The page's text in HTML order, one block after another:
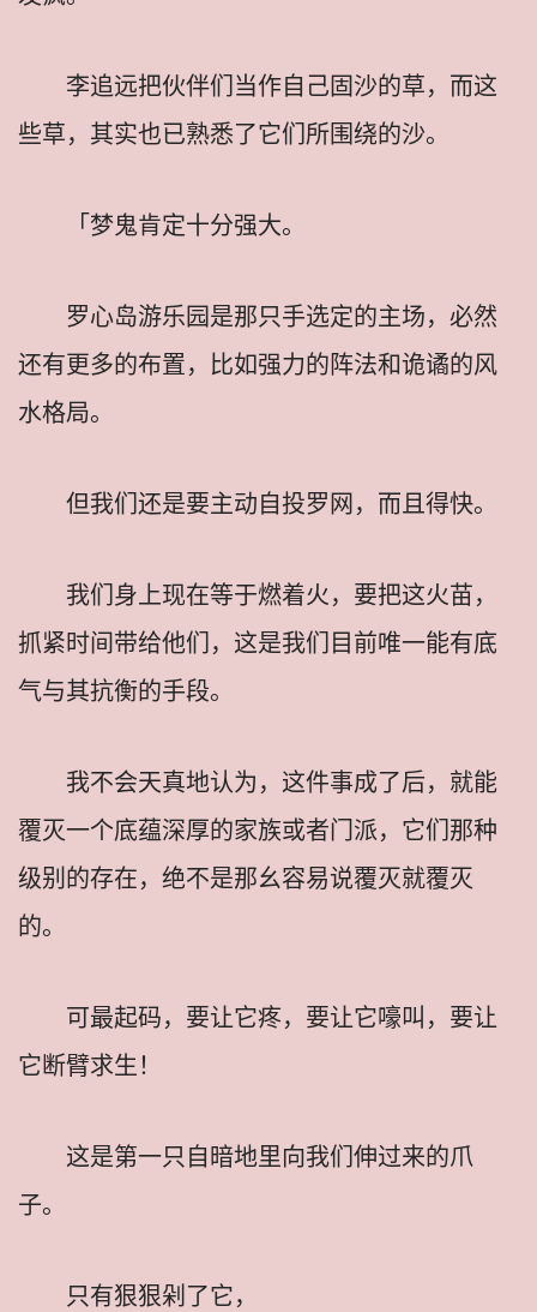
李追远把伙伴们当作自己固沙的草，而这
些草，其实也已熟悉了它们所围绕的沙。
「梦鬼肯定十分强大。
罗心岛游乐园是那只手选定的主场，必然
还有更多的布置，比如强力的阵法和诡谲的风
水格局。
但我们还是要主动自投罗网，而且得快。
我们身上现在等于燃着火，要把这火苗，
抓紧时间带给他们，这是我们目前唯一能有底
气与其抗衡的手段。
我不会天真地认为，这件事成了后，就能
覆灭一个底蕴深厚的家族或者门派，它们那种
级别的存在，绝不是那幺容易说覆灭就覆灭
的。
可最起码，要让它疼，要让它嚎叫，要让
它断臂求生！
这是第一只自暗地里向我们伸过来的爪
子。
只有狠狠剁了它，